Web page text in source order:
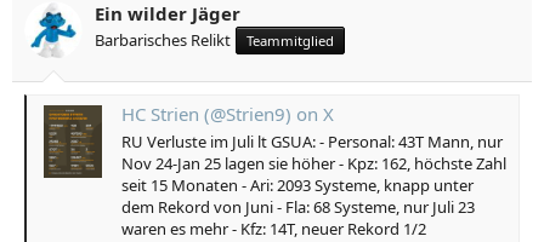
Ein wilder Jäger
Barbarisches Relikt Teammitglied
HC Strien (@Strien9) on X
RU Verluste im Juli lt GSUA: - Personal: 43T Mann, nur
Nov 24-Jan 25 lagen sie höher - Kpz: 162, höchste Zahl
seit 15 Monaten - Ari: 2093 Systeme, knapp unter
dem Rekord von Juni - Fla: 68 Systeme, nur Juli 23
waren es mehr - Kfz: 14T, neuer Rekord 1/2